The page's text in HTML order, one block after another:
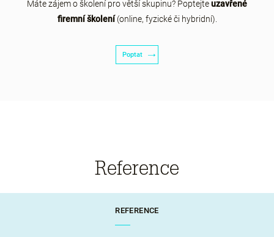
Máte zájem o školení pro větší skupinu? Poptejteuzavřené
firemní školení(online, fyzické či hybridní).
Poptat
Reference
REFERENCE